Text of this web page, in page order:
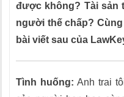
được không? Tài sản
người thế chấp?
bài viết sau của
Tình huống: Anh trai